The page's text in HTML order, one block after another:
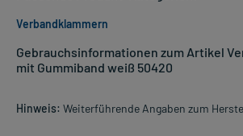
Gebrauchsinformationen zum Artikel
mit Gummiband weiß 50420
Hinweis: Weiterführende Angaben zum
Verbandklammern